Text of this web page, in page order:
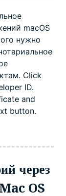
macOS
нужно
Click
ID.
and
button.
через
OS